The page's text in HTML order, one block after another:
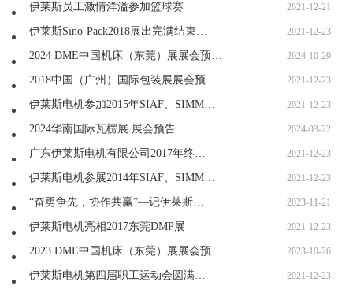
伊莱斯员工激情洋溢参加篮球赛 2021-12-21
伊莱斯Sino-Pack2018展出完满结束… 2021-12-23
2024 DME中国机床（东莞）展展会预… 2024-10-29
2018中国（广州）国际包装展展会预… 2021-12-23
伊莱斯电机参加2015年SIAF、SIMM… 2021-12-23
2024华南国际瓦楞展 展会预告 2024-03-22
广东伊莱斯电机有限公司2017年终… 2021-12-23
伊莱斯电机参展2014年SIAF、SIMM… 2021-12-23
“奋勇争先，协作共赢”—记伊莱斯… 2023-11-21
伊莱斯电机亮相2017东莞DMP展 2021-12-23
2023 DME中国机床（东莞）展展会预… 2023-10-26
伊莱斯电机第四届职工运动会圆满… 2021-12-23